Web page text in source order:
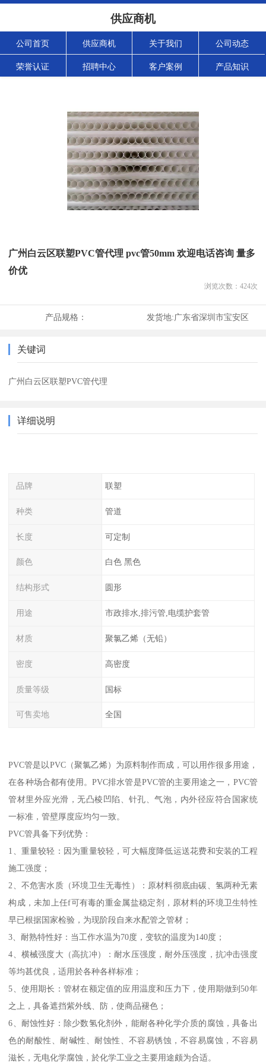
供应商机
公司首页 供应商机 关于我们 公司动态
荣誉认证 招聘中心 客户案例 产品知识
广州白云区联塑PVC管代理 pvc管50mm 欢迎电话咨询 量多
价优
浏览次数： 424次
产品规格： 发货地:广东省深圳市宝安区
关键词
广州白云区联塑PVC管代理
详细说明
品牌 联塑
种类 管道
长度 可定制
颜色 白色 黑色
结构形式 圆形
用途 市政排水,排污管,电缆护套管
材质 聚氯乙烯（无铅）
密度 高密度
质量等级 国标
可售卖地 全国
PVC管是以PVC（聚氯乙烯）为原料制作而成，可以用作很多用途，
在各种场合都有使用。PVC排水管是PVC管的主要用途之一，PVC管
管材里外应光滑，无凸棱凹陷、针孔、气泡，内外径应符合国家统
一标准，管壁厚度应均匀一致。
PVC管具备下列优势：
1、重量较轻：因为重量较轻，可大幅度降低运送花费和安装的工程
施工强度；
2、不危害水质（环境卫生无毒性）：原材料彻底由碳、氢两种无素
构成，未加上任f可有毒的重金属盐稳定剂，原材料的环境卫生特性
早已根据国家检验，为现阶段自来水配管之管材；
3、耐熟特性好：当工作水温为70度，变软的温度为140度；
4、横械强度大（高抗冲）：耐水压强度，耐外压强度，抗冲击强度
等均甚优良，适用於各种各样标准；
5、使用期长：管材在额定值的应用温度和压力下，使用期做到50年
之上，具备遮挡紫外线、防，使商品褪色；
6、耐蚀性好：除少数氢化剂外，能耐各种化学介质的腐蚀，具备出
色的耐酸性、耐碱性、耐蚀性、不容易锈蚀，不容易腐蚀，不容易
滋长，无电化学腐蚀，於化学工业之主要用途颇为合适。